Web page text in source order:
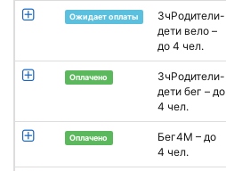
Ожидает оплаты
3чРодители-
дети вело –
до 4 чел.
Оплачено
3чРодители-
дети бег – до
4 чел.
Оплачено
Бег4М – до
4 чел.